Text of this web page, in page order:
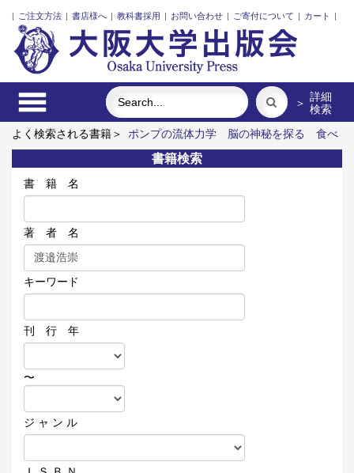
| ご注文方法 | 書店様へ | 教科書採用 | お問い合わせ | ご寄付について | カート |
＞ 詳細
検索
よく検索される書籍＞
ポンプの流体力学 脳の神秘を探る
食べ
る
街に拓く大学 リスク意思決定論
近代日本における企業家
の諸系譜
書籍検索
書 籍 名
著 者 名
キーワード
刊 行 年
〜
ジ ャ ン ル